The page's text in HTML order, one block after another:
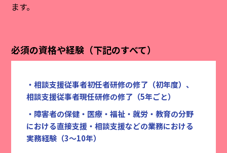
ます。
必須の資格や経験（下記のすべて）
・相談支援従事者初任者研修の修了（初年度）、
相談支援従事者現任研修の修了（5年ごと）
・障害者の保健・医療・福祉・就労・教育の分野
における直接支援・相談支援などの業務における
実務経験（3～10年）